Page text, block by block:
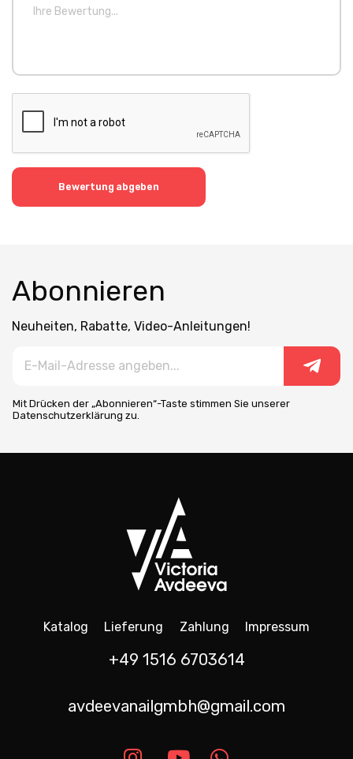
Bewertung abgeben
Abonnieren
Neuheiten, Rabatte, Video-Anleitungen!
Mit Drücken der „Abonnieren“-Taste stimmen Sie unserer
Datenschutzerklärung zu.
Katalog Lieferung Zahlung Impressum
+49 1516 6703614
avdeevanailgmbh@gmail.com